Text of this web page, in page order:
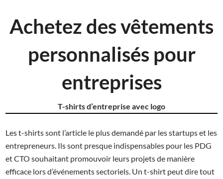
Achetez des vêtements
personnalisés pour
entreprises
T-shirts d’entreprise avec logo
Les t-shirts sont l’article le plus demandé par les startups et les
entrepreneurs. Ils sont presque indispensables pour les PDG
et CTO souhaitant promouvoir leurs projets de manière
efficace lors d’événements sectoriels. Un t-shirt peut dire tout